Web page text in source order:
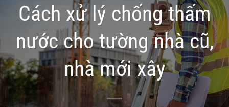
Cách xử lý chống thấm
nước cho tường nhà cũ,
nhà mới xây